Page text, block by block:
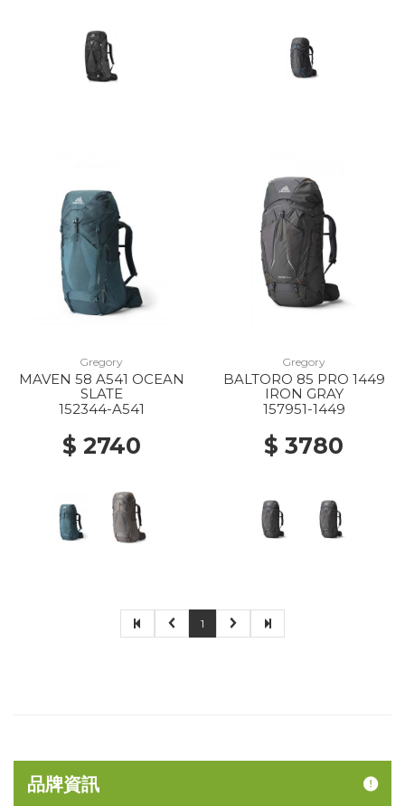
Gregory
MAVEN 58 A541 OCEAN
SLATE
152344-A541
$ 2740
Gregory
BALTORO 85 PRO 1449
IRON GRAY
157951-1449
$ 3780
1
品牌資訊